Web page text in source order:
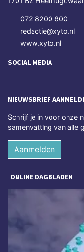
072 8200 600
redactie@xyto.nl
www.xyto.nl
SOCIAL MEDIA
NIEUWSBRIEF
Schrijf je in voor onze
samenvatting van alle
Aanmelden
ONLINE DAGBLADEN